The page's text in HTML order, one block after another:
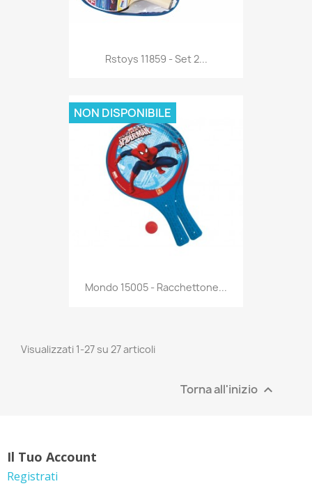
Anteprima
Rstoys 11859 - Set 2...
Anteprima
Mondo 15005 - Racchettone...
NON DISPONIBILE
Visualizzati 1-27 su 27 articoli
Torna all'inizio 
Il Tuo Account
Registrati